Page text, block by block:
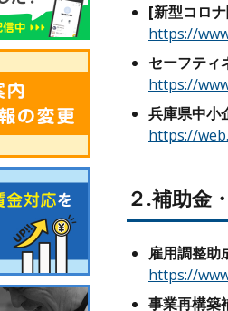
[新型コロ
https://
セーフティ
https://
兵庫県中小
https://
２.補助金
雇用調整助
https://
事業再構築